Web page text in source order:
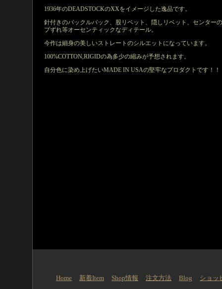
1936年のDEADSTOCKのXXをイメージした逸品です。
針付きのバックルバック、股リベット、隠しリベット、センター
プずれ等オーセンティックなディテール。
今作は細身の美しいストレートのシルエットになっています。
100%COTTON,RIGIDの為多少の縮みが予想されます。
自分色に染め上げたいMADE IN USAの堅牢なプロダクトです！！
Home 新着Item Shop情報 注文方法 Blog
ショッ